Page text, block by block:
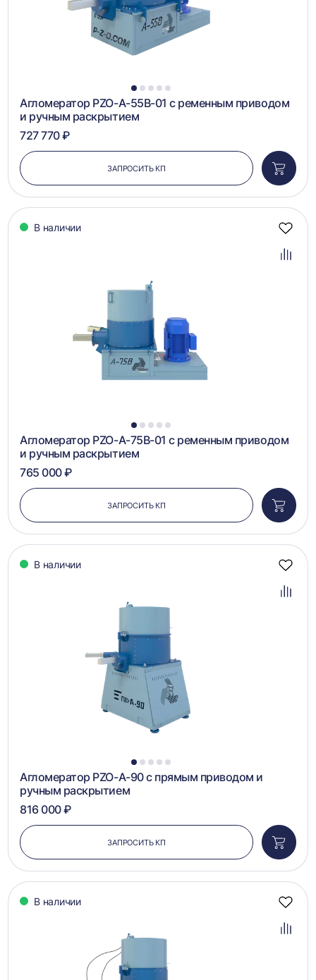
1 2 3 4 5
Агломератор PZO-A-55B-01 с ременным приводом
и ручным раскрытием
727 770 ₽
ЗАПРОСИТЬ КП
в
В наличии
1 2 3 4 5
Агломератор PZO-A-75B-01 с ременным приводом
и ручным раскрытием
765 000 ₽
ЗАПРОСИТЬ КП
в
В наличии
1 2 3 4 5
Агломератор PZO-А-90 с прямым приводом и
ручным раскрытием
816 000 ₽
ЗАПРОСИТЬ КП
в
В наличии